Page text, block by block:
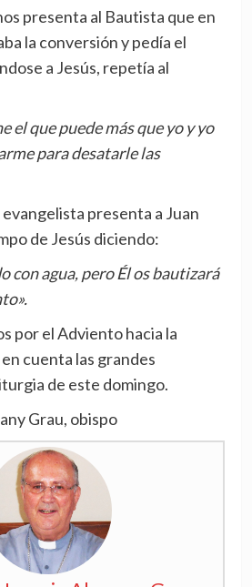
presenta al Bautista que en
la conversión y pedía el
a Jesús, repetía al
el que puede más que yo y yo
para desatarle las
presenta a Juan
de Jesús diciendo:
con agua, pero Él os bautizará
por el Adviento hacia la
cuenta las grandes
de este domingo.
Grau, obispo